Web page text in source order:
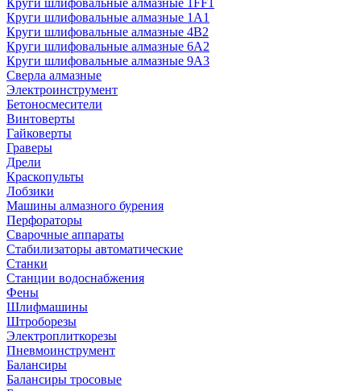
Круги шлифовальные алмазные 1FF1
Круги шлифовальные алмазные 1А1
Круги шлифовальные алмазные 4В2
Круги шлифовальные алмазные 6A2
Круги шлифовальные алмазные 9А3
Сверла алмазные
Электроинструмент
Бетоносмесители
Винтоверты
Гайковерты
Граверы
Дрели
Краскопульты
Лобзики
Машины алмазного бурения
Перфораторы
Сварочные аппараты
Стабилизаторы автоматические
Станки
Станции водоснабжения
Фены
Шлифмашины
Штроборезы
Электроплиткорезы
Пневмоинструмент
Балансиры
Балансиры тросовые